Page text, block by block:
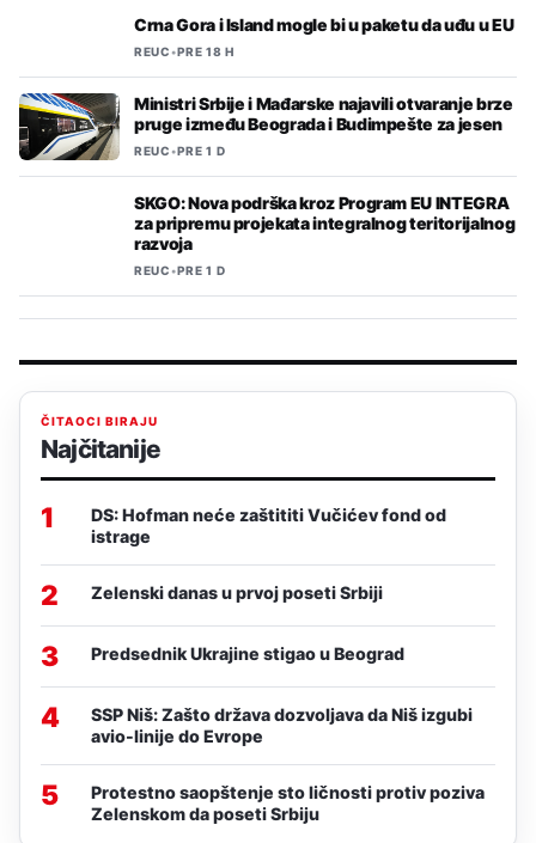
Crna Gora i Island mogle bi u paketu da uđu u EU
REUC•PRE 18 H
Ministri Srbije i Mađarske najavili otvaranje brze
pruge između Beograda i Budimpešte za jesen
REUC•PRE 1 D
SKGO: Nova podrška kroz Program EU INTEGRA
za pripremu projekata integralnog teritorijalnog
razvoja
REUC•PRE 1 D
ČITAOCI BIRAJU
Najčitanije
1
DS: Hofman neće zaštititi Vučićev fond od
istrage
2 Zelenski danas u prvoj poseti Srbiji
3 Predsednik Ukrajine stigao u Beograd
4
SSP Niš: Zašto država dozvoljava da Niš izgubi
avio-linije do Evrope
5
Protestno saopštenje sto ličnosti protiv poziva
Zelenskom da poseti Srbiju